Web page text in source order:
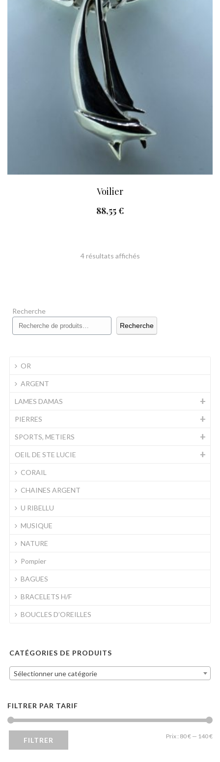
Voilier
88,55€
4 résultats affichésTrié
au
Recherche
Recherche
OR
ARGENT
LAMES DAMAS
PIERRES
SPORTS, METIERS
OEIL DE STE LUCIE
CORAIL
CHAINES ARGENT
U RIBELLU
MUSIQUE
NATURE
Pompier
BAGUES
BRACELETS H/F
BOUCLES D’OREILLES
CATÉGORIES DE PRODUITS
Sélectionner une catégorie
FILTRER PAR TARIF
FILTRER Prix : 80 € — 140 €